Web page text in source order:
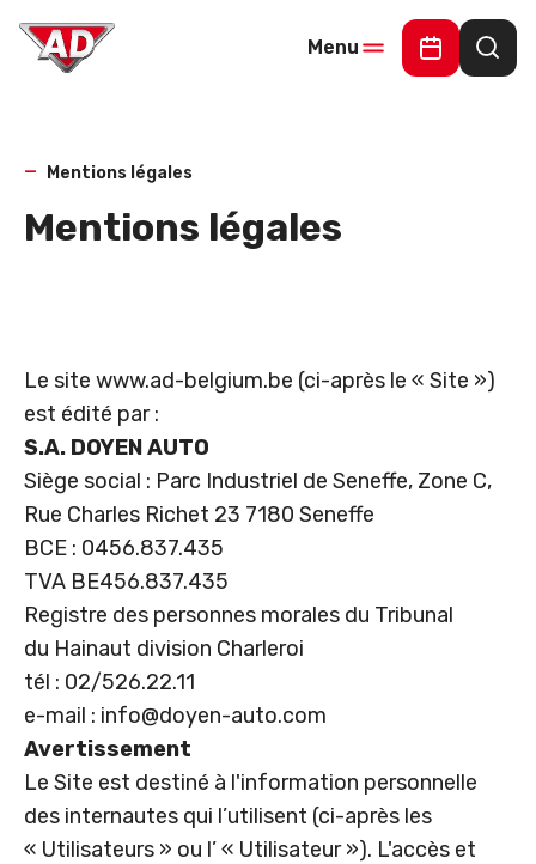
Menu
Demander
Mentions légales
Mentions légales
Le site www.ad-belgium.be (ci-après le « Site »)
est édité par :
S.A. DOYEN AUTO
Siège social : Parc Industriel de Seneffe, Zone C,
Rue Charles Richet 23 7180 Seneffe
BCE : 0456.837.435
TVA BE456.837.435
Registre des personnes morales du Tribunal
du Hainaut division Charleroi
tél : 02/526.22.11
e-mail : info@doyen-auto.com
Avertissement
Le Site est destiné à l'information personnelle
des internautes qui l’utilisent (ci-après les
« Utilisateurs » ou l’ « Utilisateur »). L'accès et